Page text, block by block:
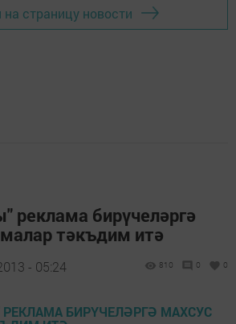
на страницу новости
реклама бирүчеләргә
тәкъдим итә
- 05:24 810 0 0